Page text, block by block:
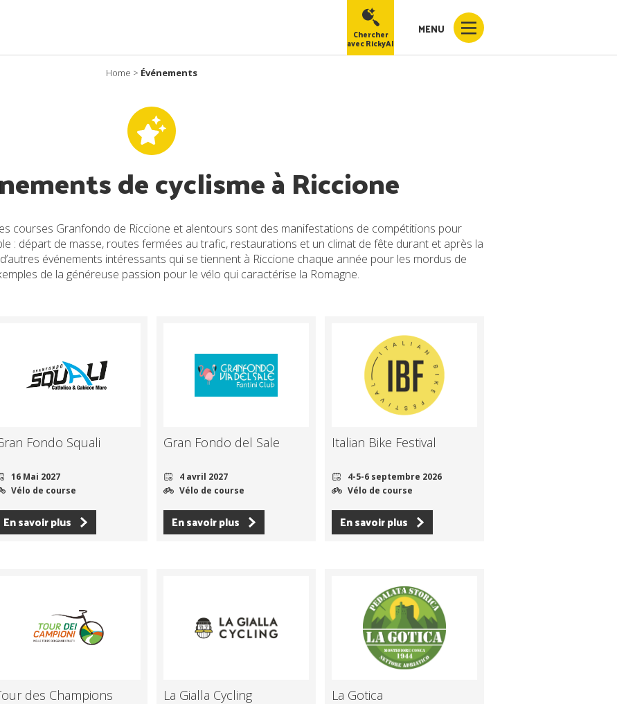
MENU
Chercher
avec RickyAI
Home > Événements
de cyclisme à Riccione
courses Granfondo de Riccione et alentours sont des manifestations de compétitions pour
: départ de masse, routes fermées au trafic, restaurations et un climat de fête durant et après la
événements intéressants qui se tiennent à Riccione chaque année pour les mordus de
de la généreuse passion pour le vélo qui caractérise la Romagne.
Fondo Squali
16 Mai 2027
Vélo de course
En savoir plus
Gran Fondo del Sale
4 avril 2027
Vélo de course
En savoir plus
Italian Bike Festival
4-5-6 septembre 2026
Vélo de course
En savoir plus
des Champions La Gialla Cycling La Gotica